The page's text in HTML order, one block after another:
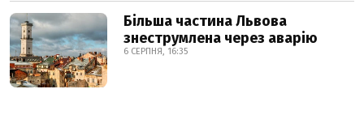
Більша частина Львова
знеструмлена через аварію
6 СЕРПНЯ, 16:35